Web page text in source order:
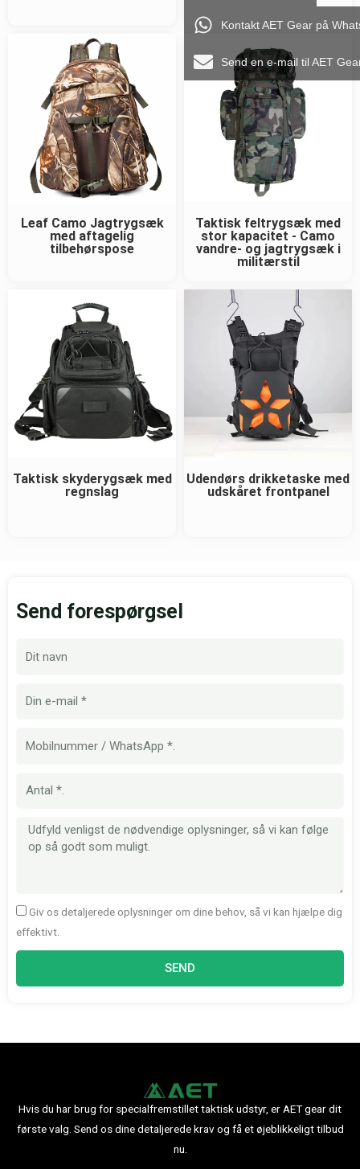
Leaf Camo Jagtrygsæk
med aftagelig
tilbehørspose
Taktisk feltrygsæk med
stor kapacitet - Camo
vandre- og jagtrygsæk i
militærstil
Taktisk skyderygsæk med
regnslag
Udendørs drikketaske med
udskåret frontpanel
Send forespørgsel
Besked
Giv os detaljerede oplysninger om dine behov, så vi kan hjælpe dig
effektivt.
SEND
Hvis du har brug for specialfremstillet taktisk udstyr, er AET gear dit
første valg. Send os dine detaljerede krav og få et øjeblikkeligt tilbud
nu.
Kontakt AET Gear på
Send en e-mail til AET